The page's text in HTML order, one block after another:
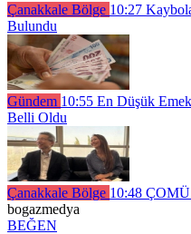
Çanakkale Bölge 10:27
Bulundu
Gündem 10:55 En Düşük
Belli Oldu
Çanakkale Bölge 10:48
bogazmedya
BEĞEN